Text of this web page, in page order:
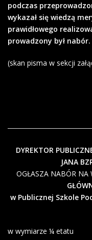
podczas
wykazał się wiedzą
prawidłowego
prowadzony był nabór.
(skan pisma w sekcji
DYREKTOR
JANA
OGŁASZA NABÓR NA
w Publicznej Szkole
w wymiarze ¼ etatu